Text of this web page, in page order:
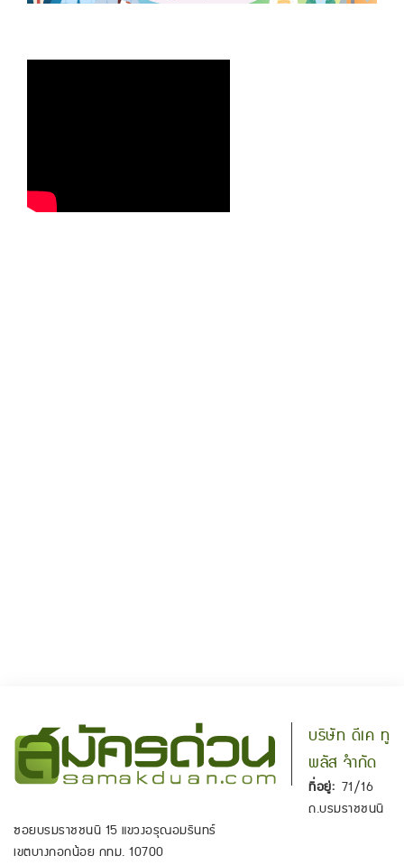
บริษัท ดีเค ทู
พลัส จำกัด
ที่อยู่: 71/16
ถ.บรมราชชนนี
ซอยบรมราชชนนี 15 แขวงอรุณอมรินทร์
เขตบางกอกน้อย กทม. 10700